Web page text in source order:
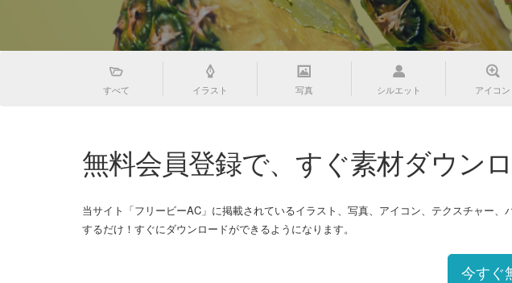
すべて イラスト 写真 シルエット アイコン
無料会員登録で、すぐ素材ダウン
当サイト「フリービーAC」に掲載されているイラスト、写真、アイコン、テクスチャー
するだけ！すぐにダウンロードができるようになります。
今すぐ